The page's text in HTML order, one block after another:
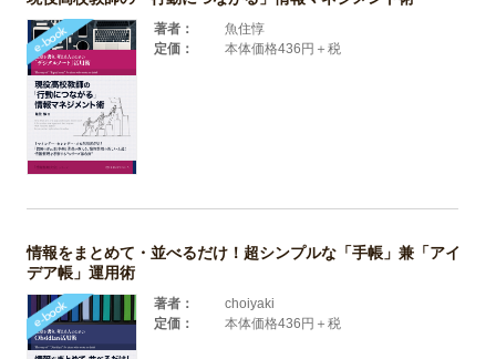
著者：
魚住惇
定価：
本体価格436円＋税
情報をまとめて・並べるだけ！超シンプルな「手帳」兼「アイ
デア帳」運用術
著者：
choiyaki
定価：
本体価格436円＋税